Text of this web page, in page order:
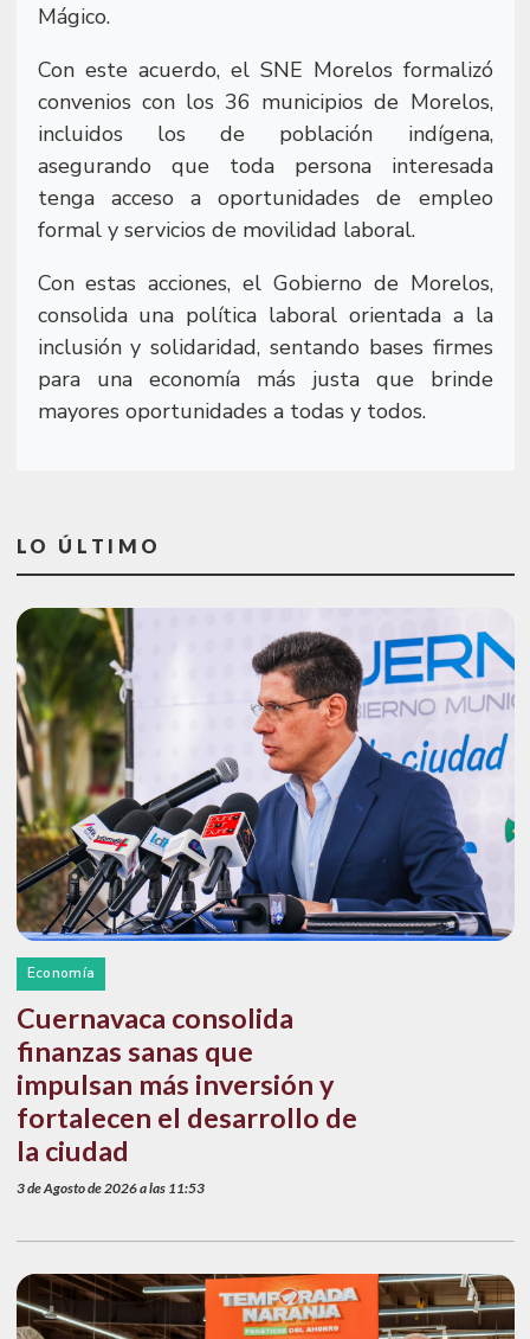
Mágico.
Con este acuerdo, el SNE Morelos formalizó
convenios con los 36 municipios de Morelos,
incluidos los de población indígena,
asegurando que toda persona interesada
tenga acceso a oportunidades de empleo
formal y servicios de movilidad laboral.
Con estas acciones, el Gobierno de Morelos,
consolida una política laboral orientada a la
inclusión y solidaridad, sentando bases firmes
para una economía más justa que brinde
mayores oportunidades a todas y todos.
LO ÚLTIMO
Economía
Cuernavaca consolida
finanzas sanas que
impulsan más inversión y
fortalecen el desarrollo de
la ciudad
3 de Agosto de 2026 a las 11:53